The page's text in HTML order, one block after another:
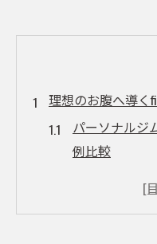
理想のお腹へ導く
パーソナルジ
例比較
くびれ作りに